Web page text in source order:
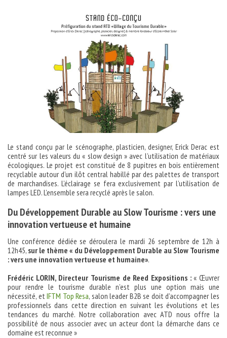
Le stand conçu par le scénographe, plasticien, designer, Erick Derac est
centré sur les valeurs du « slow design » avec l’utilisation de matériaux
écologiques. Le projet est constitué de 8 pupitres en bois entièrement
recyclable autour d’un ilôt central habillé par des palettes de transport
de marchandises. L’éclairage se fera exclusivement par l’utilisation de
lampes LED. L’ensemble sera recyclé après le salon.
Du Développement Durable au Slow Tourisme : vers une
innovation vertueuse et humaine
Une conférence dédiée se déroulera le mardi 26 septembre de 12h à
12h45, sur le thème « du Développement Durable au Slow Tourisme
: vers une innovation vertueuse et humaine».
Frédéric LORIN, Directeur Tourisme de Reed Expositions :« Œuvrer
pour rendre le tourisme durable n’est plus une option mais une
nécessité, etIFTM Top Resa, salon leader B2B se doit d’accompagner les
professionnels dans cette direction en suivant les évolutions et les
tendances du marché. Notre collaboration avec ATD nous offre la
possibilité de nous associer avec un acteur dont la démarche dans ce
domaine est reconnue »